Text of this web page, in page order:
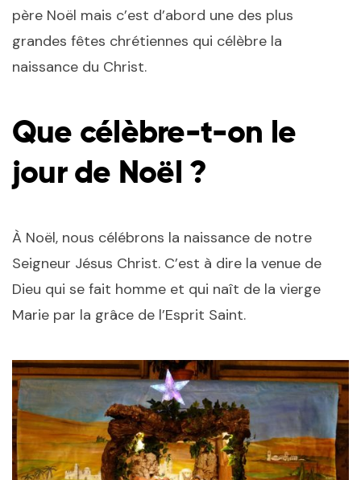
père Noël mais c’est d’abord une des plus
grandes fêtes chrétiennes qui célèbre la
naissance du Christ.
Que célèbre-t-on le
jour de Noël ?
À Noël, nous célébrons la naissance de notre
Seigneur Jésus Christ. C’est à dire la venue de
Dieu qui se fait homme et qui naît de la vierge
Marie par la grâce de l’Esprit Saint.